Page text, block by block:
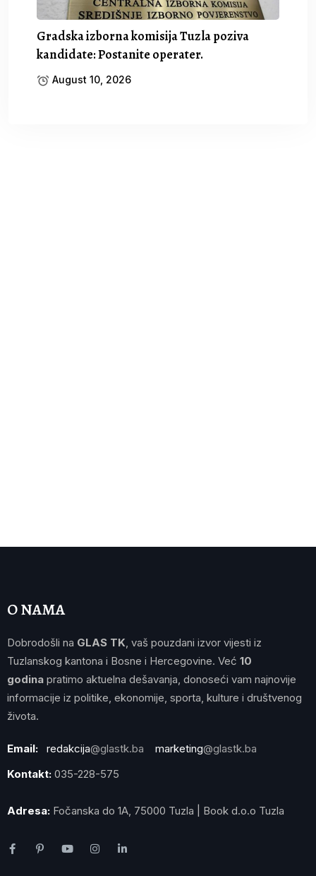
Gradska izborna komisija Tuzla poziva
kandidate: Postanite operater.
August 10, 2026
O NAMA
Dobrodošli na GLAS TK , vaš pouzdani izvor vijesti iz
Tuzlanskog kantona i Bosne i Hercegovine. Već 10
godina pratimo aktuelna dešavanja, donoseći vam najnovije
informacije iz politike, ekonomije, sporta, kulture i društvenog
života.
Email: redakcija@glastk.ba marketing@glastk.ba
Kontakt: 035-228-575
Adresa: Fočanska do 1A, 75000 Tuzla | Book d.o.o Tuzla